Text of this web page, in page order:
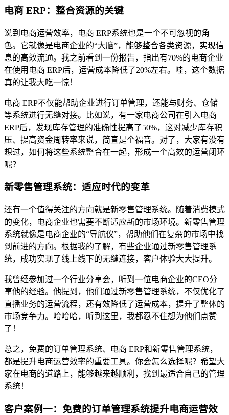
电商 ERP：整合资源的关键
说到电商运营效率，电商 ERP系统也是一个不可忽视的角
色。它就像是电商企业的“大脑”，能够整合各类资源，实现信
息的高效流通。我之前看到一份报告，指出有70%的电商企业
在使用电商 ERP后，运营成本降低了20%左右。哇，这个数据
真的让我大吃一惊！
电商 ERP不仅能帮助企业进行订单管理，还能与财务、仓储
等系统进行无缝对接。比如说，有一家电商公司在引入电商
ERP后，发现库存管理的准确性提高了50%，这对减少库存积
压、提高资金周转率来说，简直是个福音。对了，大家有没有
想过，如何将这些系统整合在一起，形成一个高效的运营闭环
呢？
新零售管理系统：适应时代的变革
还有一个值得关注的方向就是新零售管理系统。随着消费模式
的变化，电商企业也需要不断适应新的市场环境。新零售管理
系统就像是电商企业的“导航仪”，帮助他们在复杂的市场中找
到前进的方向。根据我的了解，有些企业通过新零售管理系
统，成功实现了线上线下的无缝连接，客户体验大大提升。
我曾经参加过一个行业分享会，听到一位电商企业的CEO分
享他的经验。他提到，他们通过新零售管理系统，不仅优化了
直播业务的运营流程，还有效降低了运营成本，提升了整体的
市场竞争力。哈哈哈，听到这里，我都忍不住想为他们点赞
了！
总之，免费的订单管理系统、电商 ERP和新零售管理系统，
都是提升电商运营效率的重要工具。你会怎么选择呢？希望大
家在电商的道路上，能够越来越顺利，找到最适合自己的管理
系统！
客户案例一：免费的订单管理系统提升电商运营效